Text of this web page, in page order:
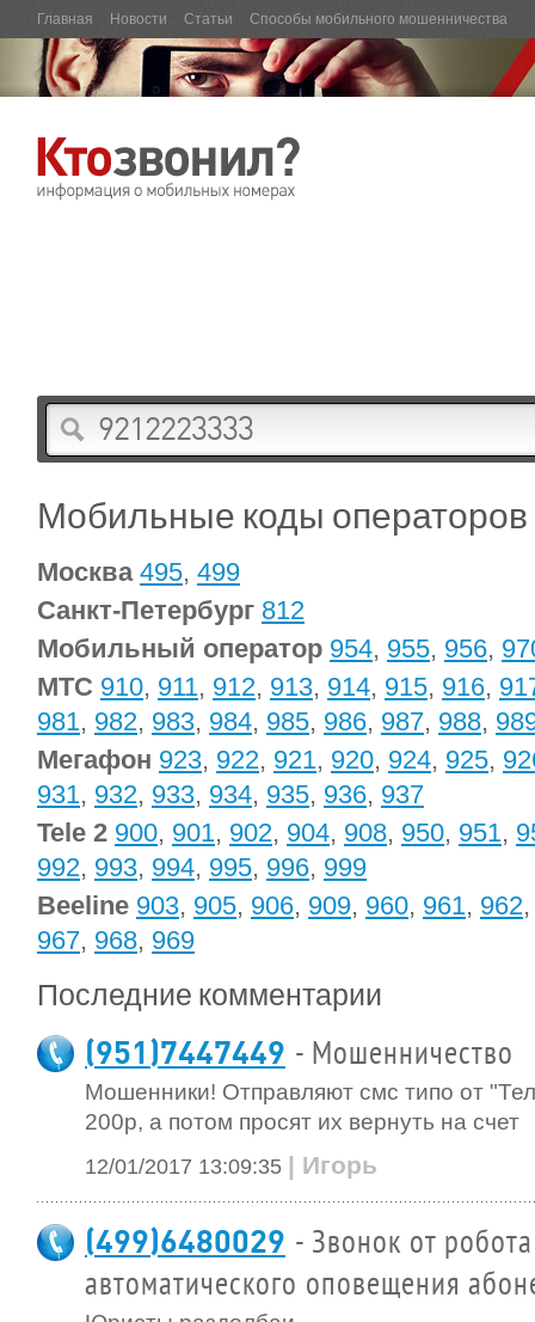
Главная Новости Статьи Способы мобильного мошенничества
Мобильные коды операторов
Москва 495, 499
Санкт-Петербург 812
Мобильный оператор 954, 955, 956,
МТС 910, 911, 912, 913, 914, 915, 916,
981, 982, 983, 984, 985, 986, 987, 988,
Мегафон 923, 922, 921, 920, 924, 925,
931, 932, 933, 934, 935, 936, 937
Tele 2 900, 901, 902, 904, 908, 950, 951,
992, 993, 994, 995, 996, 999
Beeline 903, 905, 906, 909, 960, 961, 962
967, 968, 969
Последние комментарии
(951)7447449 - Мошенничество
Мошенники! Отправляют смс типо от
200р, а потом просят их вернуть на счет
12/01/2017 13:09:35 | Игорь
(499)6480029 - Звонок от
автоматического оповещения